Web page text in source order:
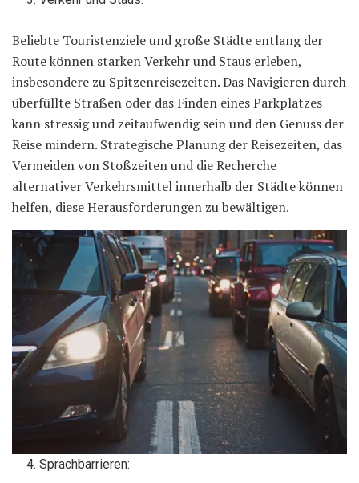
Beliebte Touristenziele und große Städte entlang der
Route können starken Verkehr und Staus erleben,
insbesondere zu Spitzenreisezeiten. Das Navigieren durch
überfüllte Straßen oder das Finden eines Parkplatzes
kann stressig und zeitaufwendig sein und den Genuss der
Reise mindern. Strategische Planung der Reisezeiten, das
Vermeiden von Stoßzeiten und die Recherche
alternativer Verkehrsmittel innerhalb der Städte können
helfen, diese Herausforderungen zu bewältigen.
Sprachbarrieren: